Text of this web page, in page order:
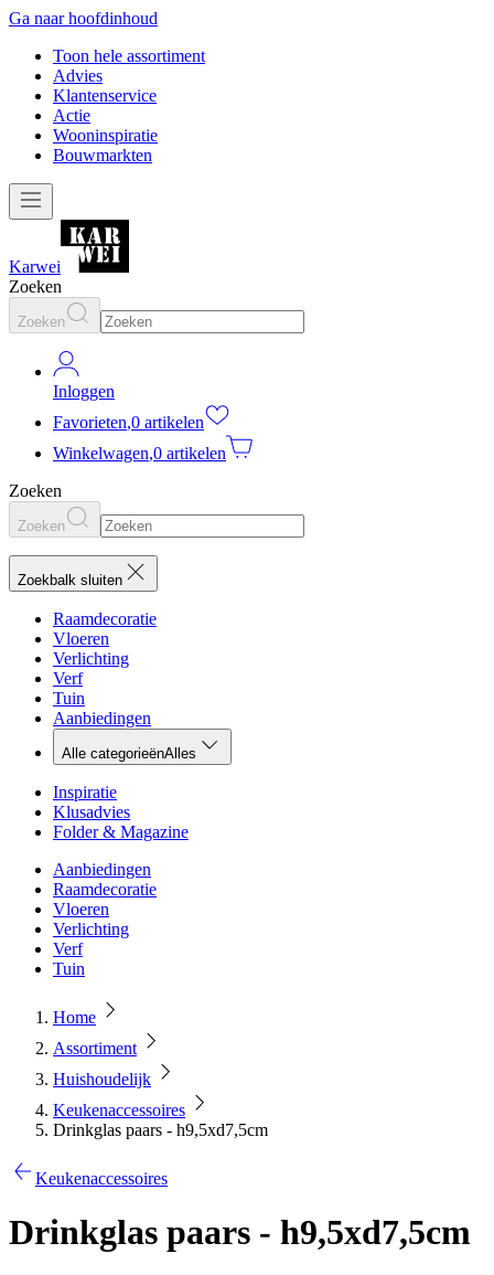
Ga naar hoofdinhoud
Toon hele assortiment
Advies
Klantenservice
Actie
Wooninspiratie
Bouwmarkten
Karwei
Zoeken
Zoeken
Inloggen
Favorieten,0 artikelen
Winkelwagen,0 artikelen
Zoeken
Zoeken
Zoekbalk sluiten
Raamdecoratie
Vloeren
Verlichting
Verf
Tuin
Aanbiedingen
Alle categorieënAlles
Inspiratie
Klusadvies
Folder & Magazine
Aanbiedingen
Raamdecoratie
Vloeren
Verlichting
Verf
Tuin
Home
Assortiment
Huishoudelijk
Keukenaccessoires
Drinkglas paars - h9,5xd7,5cm
Keukenaccessoires
Drinkglas paars - h9,5xd7,5cm